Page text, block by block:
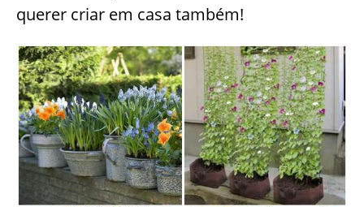
querer criar em casa também!